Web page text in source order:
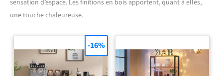
sensation d’espace. Les finitions en bois apportent, quant à elles,
une touche chaleureuse.
-16%